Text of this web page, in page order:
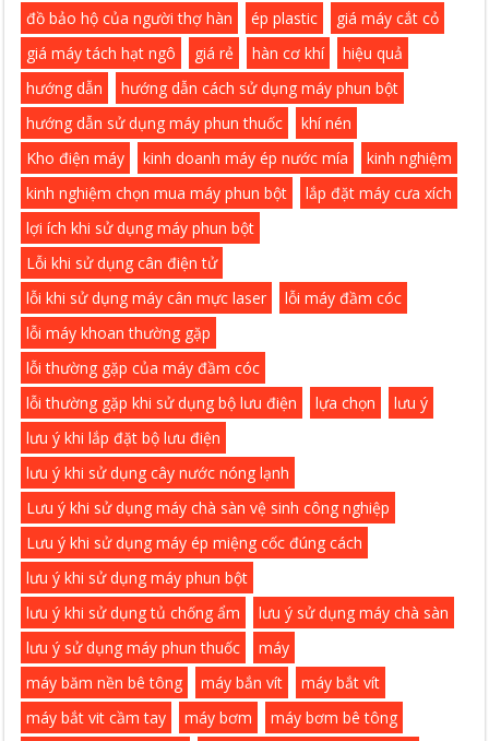
đồ bảo hộ của người thợ hàn ép plastic
giá máy cắt cỏ
giá máy tách hạt ngô
giá rẻ hàn cơ khí
hiệu quả
hướng dẫn
hướng dẫn cách sử dụng máy phun bột
hướng dẫn sử dụng máy phun thuốc
khí nén
Kho điện máy
kinh doanh máy ép nước mía
kinh nghiệm
kinh nghiệm chọn mua máy phun bột
lắp đặt máy cưa xích
lợi ích khi sử dụng máy phun bột
Lỗi khi sử dụng cân điện tử
lỗi khi sử dụng máy cân mực laser
lỗi máy đầm cóc
lỗi máy khoan thường gặp
lỗi thường gặp của máy đầm cóc
lỗi thường gặp khi sử dụng bộ lưu điện
lựa chọn
lưu ý
lưu ý khi lắp đặt bộ lưu điện
lưu ý khi sử dụng cây nước nóng lạnh
Lưu ý khi sử dụng máy chà sàn vệ sinh công nghiệp
Lưu ý khi sử dụng máy ép miệng cốc đúng cách
lưu ý khi sử dụng máy phun bột
lưu ý khi sử dụng tủ chống ẩm
lưu ý sử dụng máy chà sàn
lưu ý sử dụng máy phun thuốc
máy
máy băm nền bê tông
máy bắn vít
máy bắt vít
máy bắt vit cầm tay
máy bơm
máy bơm bê tông